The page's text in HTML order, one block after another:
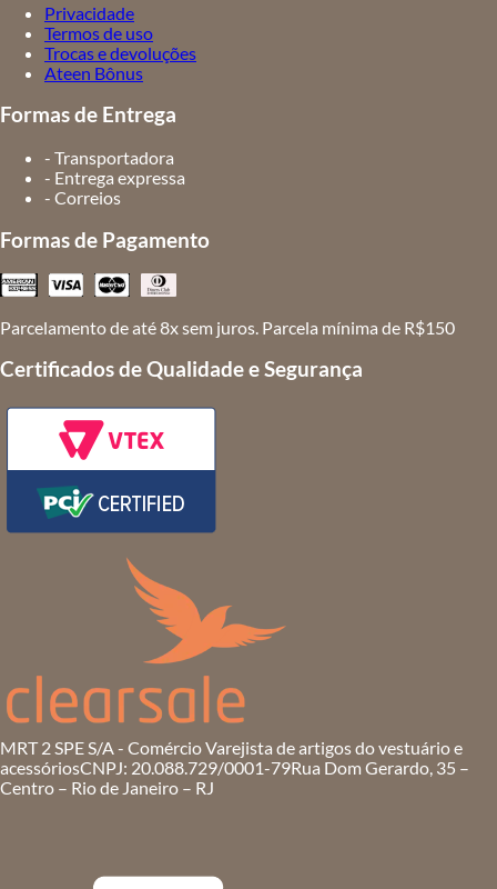
Privacidade
Termos de uso
Trocas e devoluções
Ateen Bônus
Formas de Entrega
- Transportadora
- Entrega expressa
- Correios
Formas de Pagamento
Parcelamento de até 8x sem juros. Parcela mínima de R$150
Certificados de Qualidade e Segurança
MRT 2 SPE S/A - Comércio Varejista de artigos do vestuário e
acessóriosCNPJ: 20.088.729/0001-79Rua Dom Gerardo, 35 –
Centro – Rio de Janeiro – RJ